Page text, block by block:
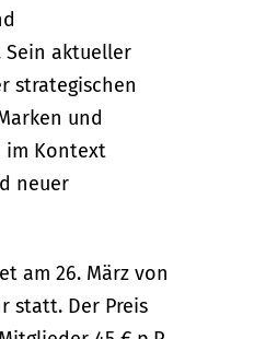
Sein aktueller
strategischen
und
im Kontext
neuer
am 26. März von
statt. Der Preis